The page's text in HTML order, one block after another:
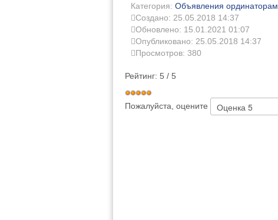
Категория: Объявления ординаторам
Создано: 25.05.2018 14:37
Обновлено: 15.01.2021 01:07
Опубликовано: 25.05.2018 14:37
Просмотров: 380
Рейтинг: 5 / 5
Пожалуйста, оцените